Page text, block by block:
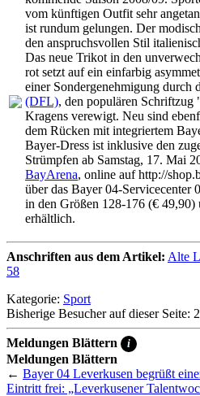
vom künftigen Outfit sehr
ist rundum gelungen. Der
den anspruchsvollen Stil
Das neue Trikot in den
rot setzt auf ein einfarbig
einer Sondergenehmigung durch
(DFL), den populären
Kragens verewigt. Neu sind
dem Rücken mit integriertem
Bayer-Dress ist inklusive den
Strümpfen ab Samstag, 17. Mai
BayArena, online auf http://
über das Bayer 04-Servicecenter
in den Größen 128-176 (€
erhältlich.
Anschriften aus dem Artikel: Alte
58
Kategorie: Sport
Bisherige Besucher auf dieser Seite:
Meldungen Blättern i
Meldungen Blättern
← Bayer 04 Leverkusen begrüßt
Eintritt frei: „Leverkusener